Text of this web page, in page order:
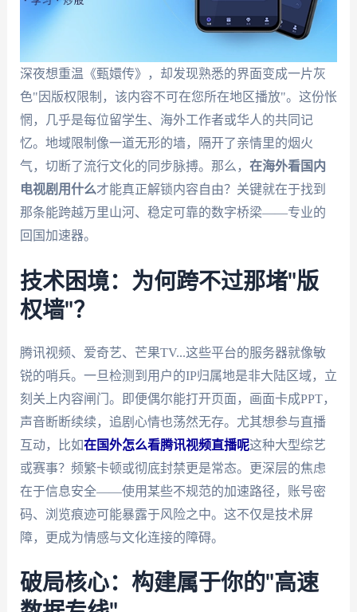
深夜想重温《甄嬛传》，却发现熟悉的界面变成一片灰
色"因版权限制，该内容不可在您所在地区播放"。这份怅
惘，几乎是每位留学生、海外工作者或华人的共同记
忆。地域限制像一道无形的墙，隔开了亲情里的烟火
气，切断了流行文化的同步脉搏。那么， 在海外看国内
电视剧用什么才能真正解锁内容自由？关键就在于找到
那条能跨越万里山河、稳定可靠的数字桥梁——专业的
回国加速器。
技术困境：为何跨不过那堵"版
权墙"？
腾讯视频、爱奇艺、芒果TV...这些平台的服务器就像敏
锐的哨兵。一旦检测到用户的IP归属地是非大陆区域，立
刻关上内容闸门。即便偶尔能打开页面，画面卡成PPT，
声音断断续续，追剧心情也荡然无存。尤其想参与直播
互动，比如在国外怎么看腾讯视频直播呢这种大型综艺
或赛事？频繁卡顿或彻底封禁更是常态。更深层的焦虑
在于信息安全——使用某些不规范的加速路径，账号密
码、浏览痕迹可能暴露于风险之中。这不仅是技术屏
障，更成为情感与文化连接的障碍。
破局核心：构建属于你的"高速